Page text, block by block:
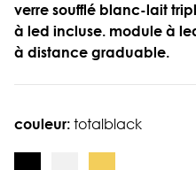
verre soufflé blanc-lait
à led incluse. module à
à distance graduable.
couleur: totalblack